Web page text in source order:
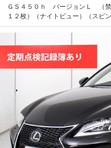
ＧＳ４５０ｈ バージョンＬ （禁
１２枚）（ナイトビュー）（スピ
ト）（シートヒーター）（レーダ
クラッシュ）（パワートランク）